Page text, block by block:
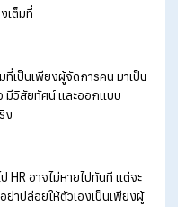
งผลลัพธ์ที่ดีขึ้นได้อีกต่อไป ปี
ต้องโฟกัส 4 เรื่องหลักเพื่อดึง